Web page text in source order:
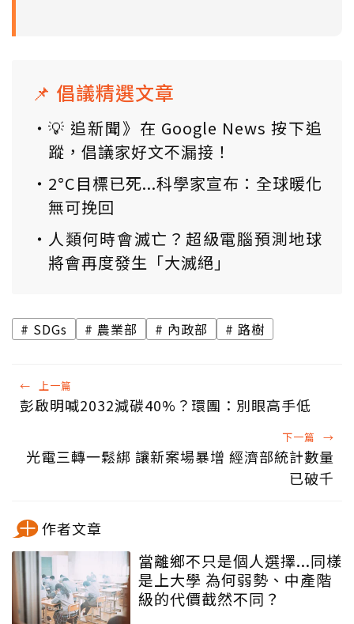
📌 倡議精選文章
💡 追新聞》在 Google News 按下追
蹤，倡議家好文不漏接！
2°C目標已死...科學家宣布：全球暖化
無可挽回
人類何時會滅亡？超級電腦預測地球
將會再度發生「大滅絕」
SDGs 農業部 內政部 路樹
← 上一篇
彭啟明喊2032減碳40%？環團：別眼高手低
下一篇 →
光電三轉一鬆綁 讓新案場暴增 經濟部統計數量
已破千
作者文章
當離鄉不只是個人選擇...同樣
是上大學 為何弱勢、中產階
級的代價截然不同？